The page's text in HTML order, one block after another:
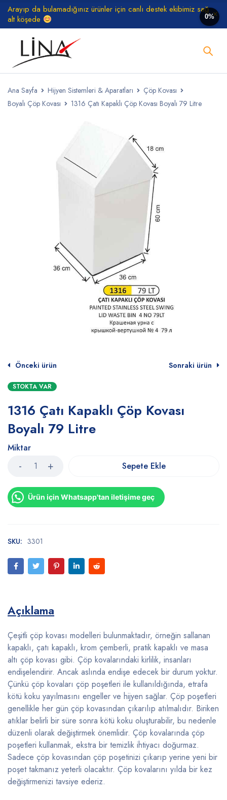
Arayıp da bulamadığınız ürünler için canlı destek ekibimiz sağ
alt köşede
Ana Sayfa Hijyen Sistemleri & Aparatları
Çöp Kovası
Boyalı Çöp Kovası
1316 Çatı Kapaklı Çöp Kovası Boyalı 79 Litre
Önceki ürün Sonraki ürün
STOKTA VAR
1316 Çatı Kapaklı Çöp Kovası
Boyalı 79 Litre
Miktar
Sepete Ekle
Ürün için Whatsapp'tan iletişime geç
SKU: 3301
Açıklama
Çeşitli çöp kovası modelleri bulunmaktadır, örneğin sallanan
kapaklı, çatı kapaklı, krom çemberli, pratik kapaklı ve masa
altı çöp kovası gibi. Çöp kovalarındaki kirlilik, insanları
endişelendirir. Ancak aslında endişe edecek bir durum yoktur.
Çünkü çöp kovaları çöp poşetleri ile kullanıldığında, etrafa
kötü koku yayılmasını engeller ve hijyen sağlar. Çöp poşetleri
genellikle her gün çöp kovasından çıkarılıp atılmalıdır. Biriken
atıklar belirli bir süre sonra kötü koku oluşturabilir, bu nedenle
düzenli olarak değiştirmek önemlidir. Çöp kovalarında çöp
poşetleri kullanmak, ekstra bir temizlik ihtiyacı doğurmaz.
Sadece çöp kovasından çöp poşetinizi çıkarıp yerine yeni bir
poşet takmanız yeterli olacaktır. Çöp kovalarını yılda bir kez
değiştirmenizi tavsiye ederiz.
0%